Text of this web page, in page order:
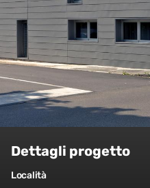
Dettagli progetto
Località